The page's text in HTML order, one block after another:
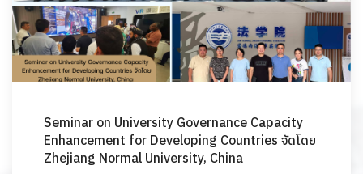
Seminar on University Governance Capacity
Enhancement for Developing Countries จัดโดย
Zhejiang Normal University, China